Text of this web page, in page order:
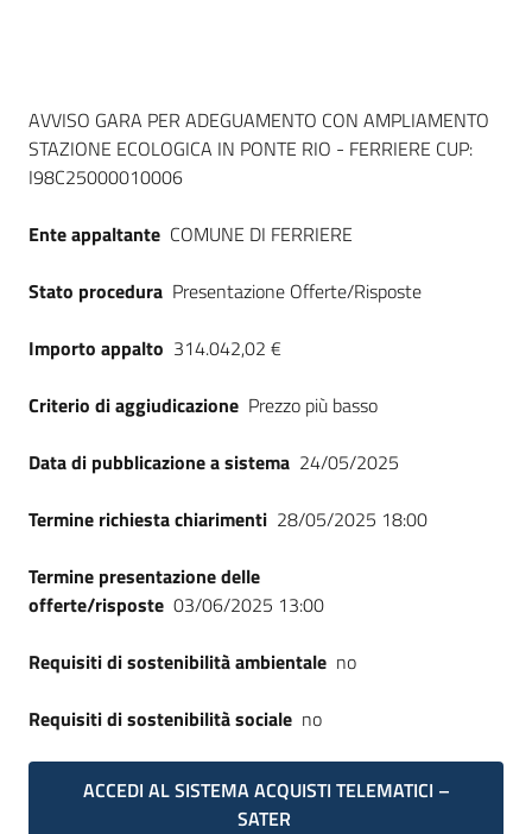
Piattaforme
telematiche
site
Seguici
su
Dati del bando
AVVISO GARA PER ADEGUAMENTO CON AMPLIAMENTO
STAZIONE ECOLOGICA IN PONTE RIO - FERRIERE CUP:
I98C25000010006
Ente appaltante COMUNE DI FERRIERE
Stato procedura Presentazione Offerte/Risposte
Importo appalto 314.042,02 €
Criterio di aggiudicazione Prezzo più basso
Data di pubblicazione a sistema 24/05/2025
Termine richiesta chiarimenti 28/05/2025 18:00
Termine presentazione delle
offerte/risposte 03/06/2025 13:00
Requisiti di sostenibilità ambientale no
Requisiti di sostenibilità sociale no
ACCEDI AL SISTEMA ACQUISTI TELEMATICI –
SATER